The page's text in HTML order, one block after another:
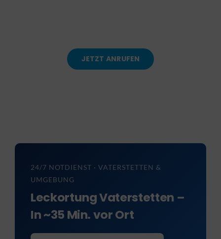
ÜBER UNS
JETZT ANRUFEN
24/7 NOTDIENST · VATERSTETTEN &
UMGEBUNG
Leckortung Vaterstetten –
In ~35 Min. vor Ort